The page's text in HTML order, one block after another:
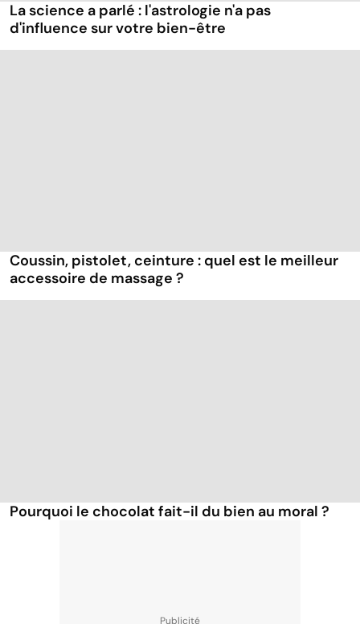
La science a parlé : l'astrologie n'a pas
d'influence sur votre bien-être
Coussin, pistolet, ceinture : quel est le meilleur
accessoire de massage ?
Pourquoi le chocolat fait-il du bien au moral ?